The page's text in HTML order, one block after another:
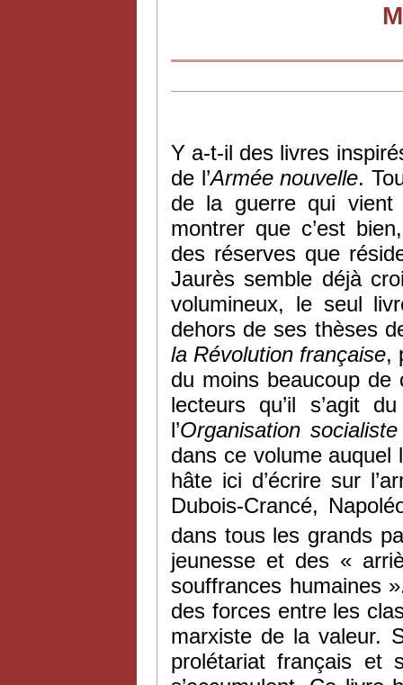
Y a-t-il des livres
de l’Armée nouvelle.
de la guerre qui
montrer que c’est
des réserves que
Jaurès semble déjà
volumineux, le seul
dehors de ses thèses
la Révolution française,
du moins beaucoup
lecteurs qu’il s’agit
l’Organisation
dans ce volume auquel
hâte ici d’écrire sur
Dubois-Crancé,
dans tous les grands
jeunesse et des «
souffrances humaines
des forces entre les
marxiste de la valeur.
prolétariat français et